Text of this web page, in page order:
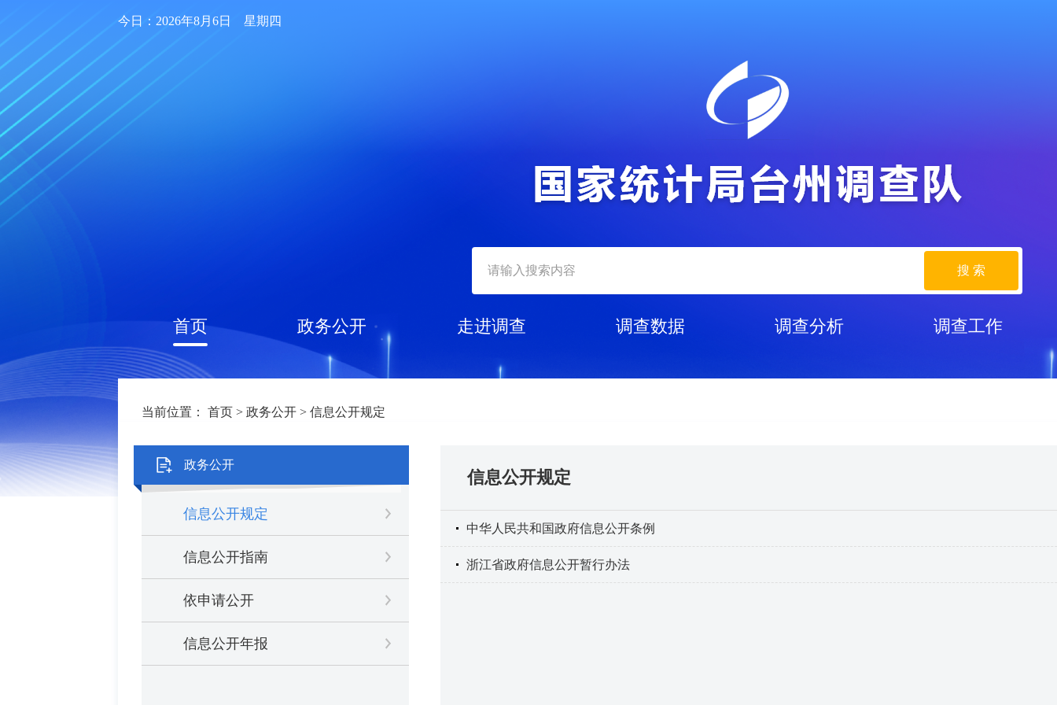
今日：2026年8月6日 星期四
搜 索
首页 政务公开 走进调查 调查数据 调查分析 调查工作
当前位置： 首页 > 政务公开 > 信息公开规定
政务公开
信息公开规定
信息公开指南
依申请公开
信息公开年报
信息公开规定
中华人民共和国政府信息公开条例
浙江省政府信息公开暂行办法